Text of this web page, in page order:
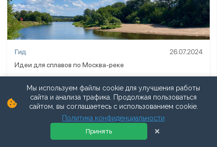
Гид
26.07.2024
Идеи для сплавов по Москва-реке
Мы используем файлы cookie для улучшения работы
сайта и анализа трафика. Продолжая пользоваться
сайтом, вы соглашаетесь с использованием cookie.
Политика конфиденциальности
Принять